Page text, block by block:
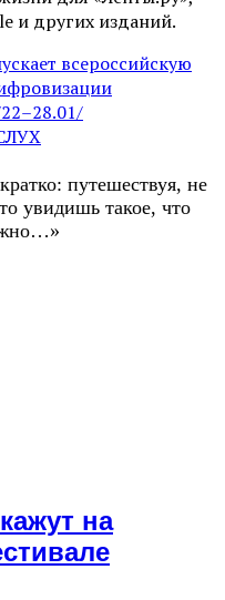
и других изданий.
всероссийскую
путешествуя, не
увидишь такое, что
на